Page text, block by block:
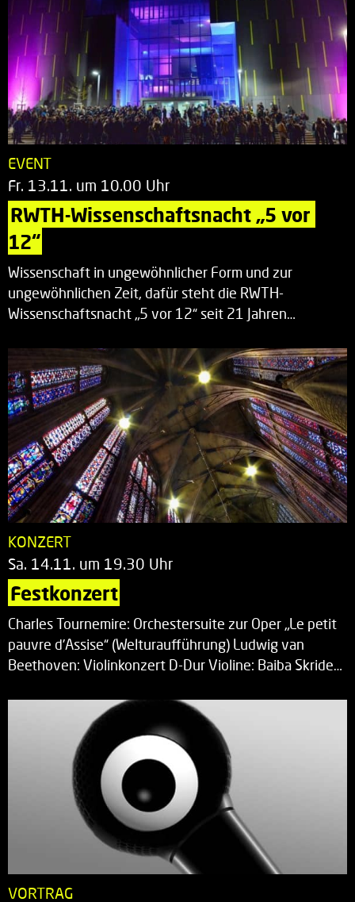
EVENT
Fr. 13.11. um 10.00 Uhr
RWTH-Wissenschaftsnacht „5 vor
12“
Wissenschaft in ungewöhnlicher Form und zur
ungewöhnlichen Zeit, dafür steht die RWTH-
Wissenschaftsnacht „5 vor 12“ seit 21 Jahren…
KONZERT
Sa. 14.11. um 19.30 Uhr
Festkonzert
Charles Tournemire: Orchestersuite zur Oper „Le petit
pauvre d’Assise“ (Welturaufführung) Ludwig van
Beethoven: Violinkonzert D-Dur Violine: Baiba Skride…
VORTRAG